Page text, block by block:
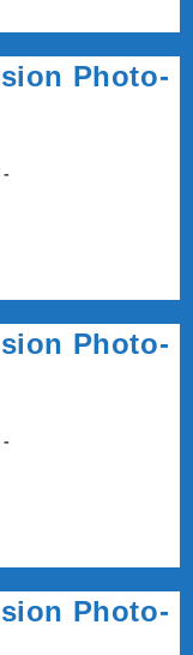
Photo-
Photo-
Photo-